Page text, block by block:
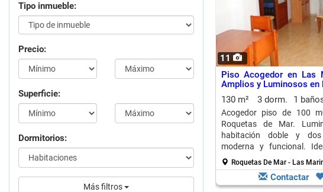
Tipo inmueble:
Precio:
Superficie:
Dormitorios:
Más filtros
11
Piso Acogedor en Las
Amplios y Luminosos en
130 m²
3 dorm. 1
Acogedor piso de 100
Roquetas de Mar.
habitación doble y dos
moderna y funcional.
invitados.
Roquetas De Mar - Las
Contactar